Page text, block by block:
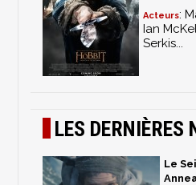
Acteurs:
Ian
Serkis...
LES DERNIÈRES
Le